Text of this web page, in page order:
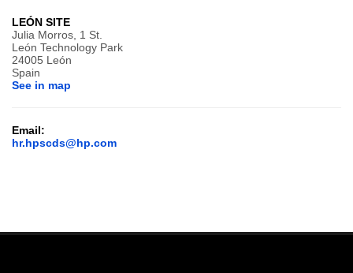
LEÓN SITE
Julia Morros, 1 St.
León Technology Park
24005 León
Spain
See in map
Email:
hr.hpscds@hp.com